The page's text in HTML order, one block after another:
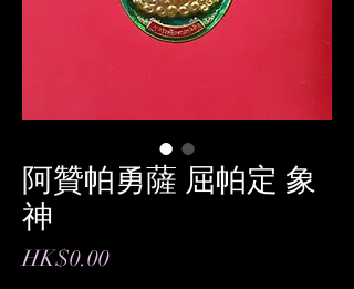
阿贊帕勇薩 屈帕定 象
神
HK$0.00價